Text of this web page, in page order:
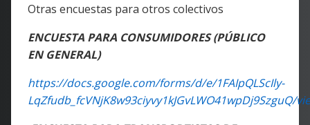
Otras encuestas para otros colectivos
ENCUESTA PARA CONSUMIDORES (PÚBLICO
EN GENERAL)
https://docs.google.com/forms/d/e/1FAIpQLScIly-
LqZfudb_fcVNjK8w93ciyvy1kJGvLWO41wpDj9SzguQ/